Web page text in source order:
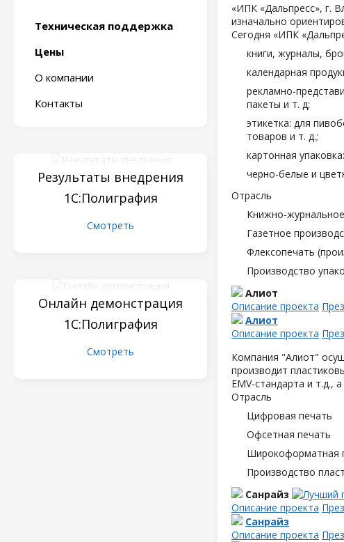
Техническая поддержка
Цены
О компании
Контакты
Результаты внедрения
1С:Полиграфия
Смотреть
Онлайн демонстрация
1С:Полиграфия
Смотреть
«ИПК «Дальпресс», г.
изначально
Сегодня «ИПК
книги, журналы,
календарная
рекламно-
пакеты и т. д;
этикетка: для
товаров и т. д.;
картонная
черно-белые и
Отрасль
Книжно-
Газетное
Флексопечать
Производство
Алиот
Описание проекта
Алиот
Описание проекта
Компания "Алиот"
производит
EMV-стандарта и т.д.,
Отрасль
Цифровая печать
Офсетная печать
Широкоформатная
Производство
Санрайз
Описание проекта
Санрайз
Описание проекта